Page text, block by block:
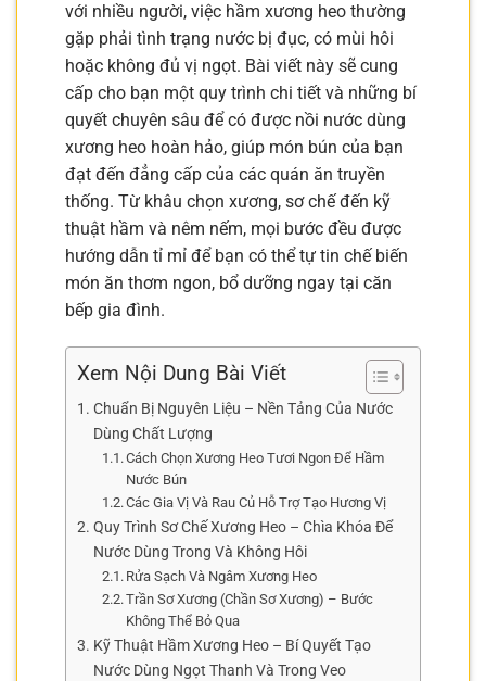
với nhiều người, việc hầm xương heo thường
gặp phải tình trạng nước bị đục, có mùi hôi
hoặc không đủ vị ngọt. Bài viết này sẽ cung
cấp cho bạn một quy trình chi tiết và những bí
quyết chuyên sâu để có được nồi nước dùng
xương heo hoàn hảo, giúp món bún của bạn
đạt đến đẳng cấp của các quán ăn truyền
thống. Từ khâu chọn xương, sơ chế đến kỹ
thuật hầm và nêm nếm, mọi bước đều được
hướng dẫn tỉ mỉ để bạn có thể tự tin chế biến
món ăn thơm ngon, bổ dưỡng ngay tại căn
bếp gia đình.
Xem Nội Dung Bài Viết
Chuẩn Bị Nguyên Liệu – Nền Tảng Của Nước
Dùng Chất Lượng
Cách Chọn Xương Heo Tươi Ngon Để Hầm
Nước Bún
Các Gia Vị Và Rau Củ Hỗ Trợ Tạo Hương Vị
Quy Trình Sơ Chế Xương Heo – Chìa Khóa Để
Nước Dùng Trong Và Không Hôi
Rửa Sạch Và Ngâm Xương Heo
Trần Sơ Xương (Chần Sơ Xương) – Bước
Không Thể Bỏ Qua
Kỹ Thuật Hầm Xương Heo – Bí Quyết Tạo
Nước Dùng Ngọt Thanh Và Trong Veo